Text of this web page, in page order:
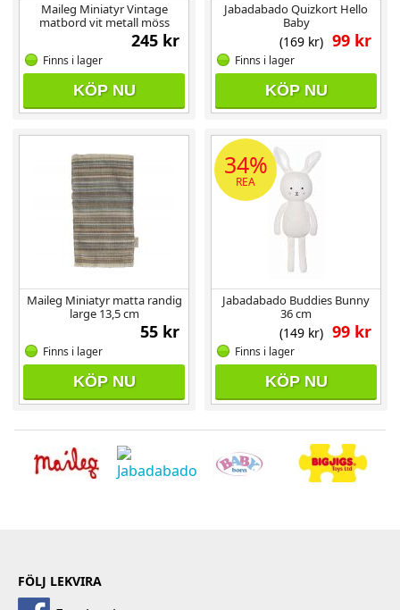
Maileg Miniatyr Vintage
matbord vit metall möss
245 kr
Finns i lager
KÖP NU
Jabadabado Quizkort Hello
Baby
99 kr
(169 kr)
Finns i lager
KÖP NU
Maileg Miniatyr matta randig
large 13,5 cm
55 kr
Finns i lager
KÖP NU
34%
REA
Jabadabado Buddies Bunny
36 cm
99 kr
(149 kr)
Finns i lager
KÖP NU
FÖLJ LEKVIRA